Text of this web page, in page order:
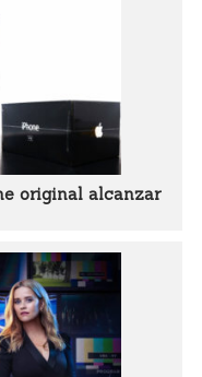
original alcanzar